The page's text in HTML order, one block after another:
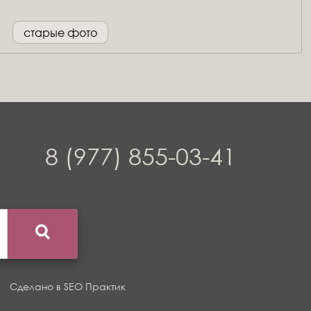
старые фото
8 (977) 855-03-41
Сделано в SEO Практик